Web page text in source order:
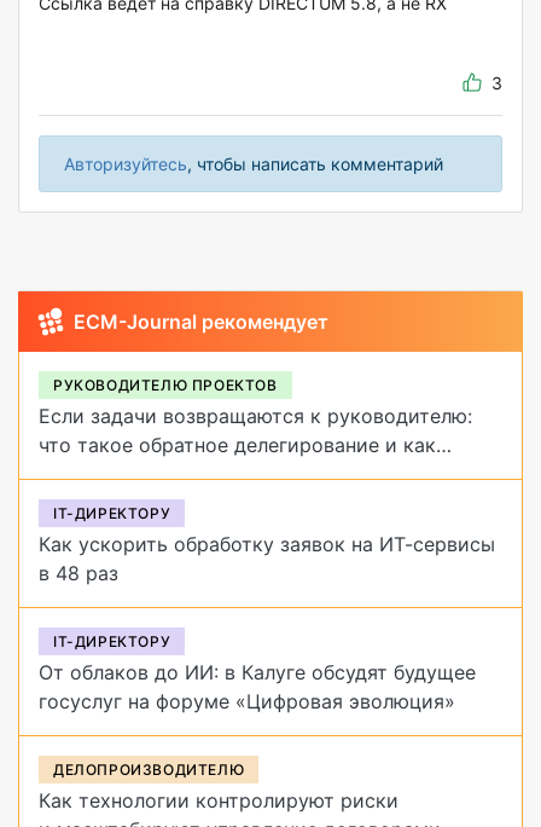
3
Авторизуйтесь, чтобы написать комментарий
ECM-Journal рекомендует
РУКОВОДИТЕЛЮ ПРОЕКТОВ
Если задачи возвращаются к руководителю:
что такое обратное делегирование и как
от него избавиться
IT-ДИРЕКТОРУ
Как ускорить обработку заявок на ИТ-сервисы
в 48 раз
IT-ДИРЕКТОРУ
От облаков до ИИ: в Калуге обсудят будущее
госуслуг на форуме «Цифровая эволюция»
ДЕЛОПРОИЗВОДИТЕЛЮ
Как технологии контролируют риски